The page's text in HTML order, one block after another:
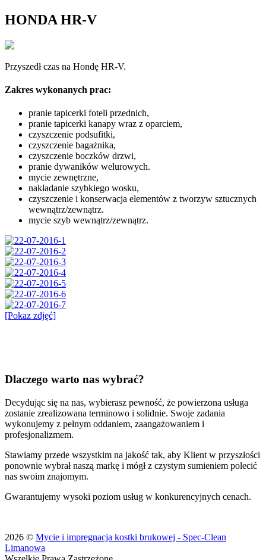
HONDA HR-V
Przyszedł czas na Hondę HR-V.
Zakres wykonanych prac:
pranie tapicerki foteli przednich,
pranie tapicerki kanapy wraz z oparciem,
czyszczenie podsufitki,
czyszczenie bagażnika,
czyszczenie boczków drzwi,
pranie dywaników welurowych.
mycie zewnętrzne,
nakładanie szybkiego wosku,
czyszczenie i konserwacja elementów z tworzyw sztucznych
wewnątrz/zewnątrz.
mycie szyb wewnątrz/zewnątrz.
[Pokaz zdjęć]
Dlaczego warto nas wybrać?
Decydując się na nas, wybierasz pewność, że powierzona usługa
zostanie zrealizowana terminowo i solidnie. Swoje zadania
wykonujemy z pełnym oddaniem, zaangażowaniem i
profesjonalizmem.
Stawiamy przede wszystkim na jakość tak, aby Klient w przyszłości
ponownie wybrał naszą markę i mógł z czystym sumieniem polecić
nas swoim znajomym.
Gwarantujemy wysoki poziom usług w konkurencyjnych cenach.
2026 © Mycie i impregnacja kostki brukowej - Spec-Clean
Limanowa